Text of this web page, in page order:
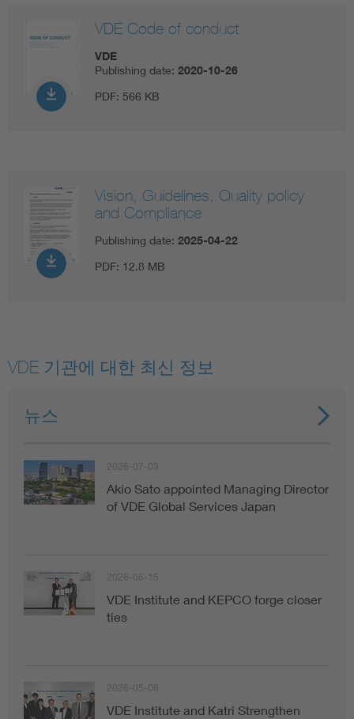
VDE Code of conduct
VDE
Publishing date: 2020-10-26
PDF: 566 KB
Vision, Guidelines, Quality policy
and Compliance
Publishing date: 2025-04-22
PDF: 12.8 MB
VDE 기관에 대한 최신 정보
뉴스
2026-07-03
Akio Sato appointed Managing Director
of VDE Global Services Japan
2026-06-15
VDE Institute and KEPCO forge closer
ties
2026-05-06
VDE Institute and Katri Strengthen